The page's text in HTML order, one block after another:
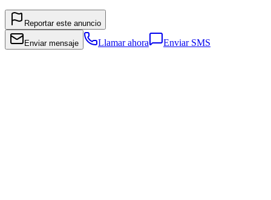
Reportar este anuncio
Enviar mensaje Llamar ahora Enviar SMS